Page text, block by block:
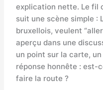
explication nette. Le fil
suit une scène simple :
bruxellois, veulent
aperçu dans une
un point sur la carte,
réponse honnête : est-
faire la route ?